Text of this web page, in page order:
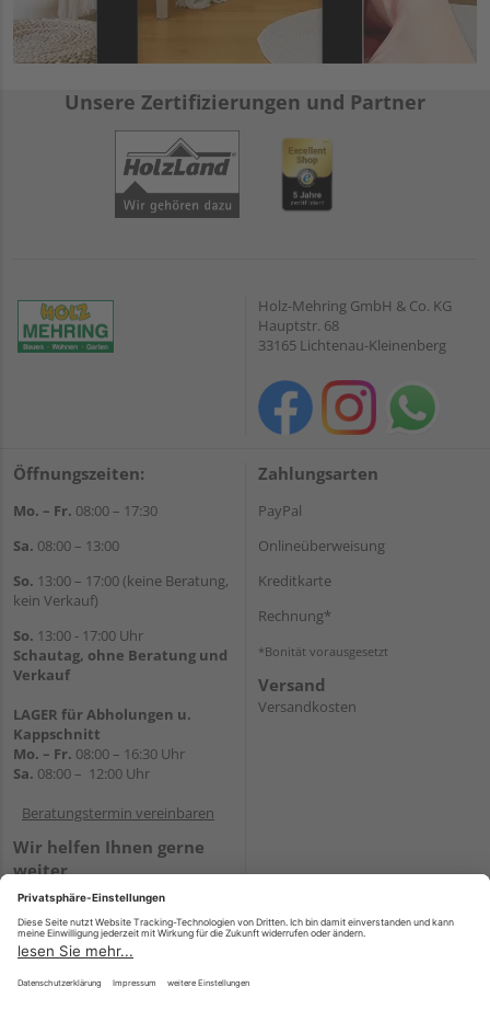
Unsere Zertifizierungen und Partner
Holz-Mehring GmbH & Co. KG
Hauptstr. 68
33165 Lichtenau-Kleinenberg
Öffnungszeiten:
Mo. – Fr. 08:00 – 17:30
Sa. 08:00 – 13:00
So. 13:00 – 17:00 (keine Beratung,
kein Verkauf)
So. 13:00 - 17:00 Uhr
Schautag, ohne Beratung und
Verkauf
LAGER für Abholungen u.
Kappschnitt
Mo. – Fr. 08:00 – 16:30 Uhr
Sa. 08:00 – 12:00 Uhr
Beratungstermin vereinbaren
Wir helfen Ihnen gerne
weiter
Tel.:+49 5647 94660
WhatsApp
Zahlungsarten
PayPal
Onlineüberweisung
Kreditkarte
Rechnung*
*Bonität vorausgesetzt
Versand
Versandkosten